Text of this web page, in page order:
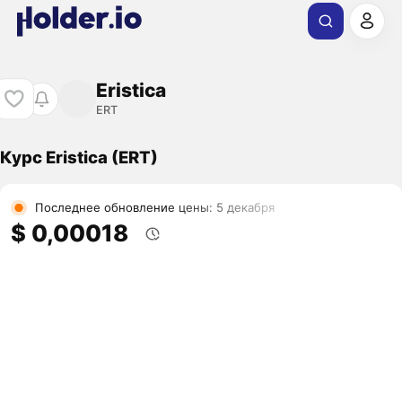
Eristica
ERT
Курс Eristica (ERT)
Последнее обновление цены: 5 декабря
$ 0,00018